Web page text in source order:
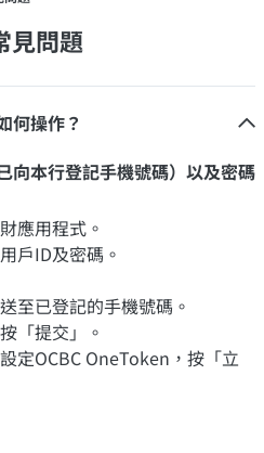
見問題
何操作？
向本行登記手機號碼）以及密碼
應用程式。
戶ID及密碼。
至已登記的手機號碼。
「提交」。
定OCBC OneToken，按「立